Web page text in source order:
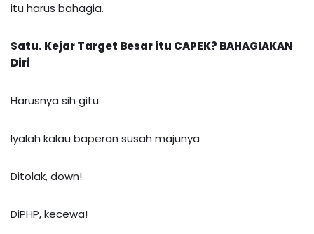
itu harus bahagia.
Satu. Kejar Target Besar itu CAPEK? BAHAGIAKAN
Diri
Harusnya sih gitu
Iyalah kalau baperan susah majunya
Ditolak, down!
DiPHP, kecewa!